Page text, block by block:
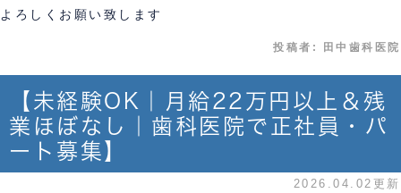
よろしくお願い致します
投稿者: 田中歯科医院
【未経験OK｜月給22万円以上＆残
業ほぼなし｜歯科医院で正社員・パ
ート募集】
2026.04.02更新